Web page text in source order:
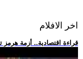
اخر الافلام
.. قراءة اقتصادية.. أزمة